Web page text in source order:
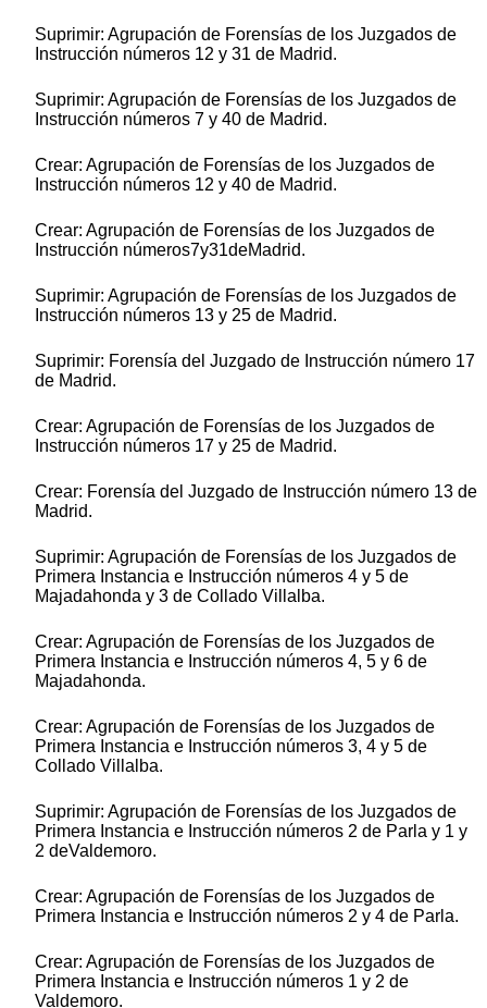
Suprimir: Agrupación de Forensías de los Juzgados de
Instrucción números 12 y 31 de Madrid.
Suprimir: Agrupación de Forensías de los Juzgados de
Instrucción números 7 y 40 de Madrid.
Crear: Agrupación de Forensías de los Juzgados de
Instrucción números 12 y 40 de Madrid.
Crear: Agrupación de Forensías de los Juzgados de
Instrucción números7y31deMadrid.
Suprimir: Agrupación de Forensías de los Juzgados de
Instrucción números 13 y 25 de Madrid.
Suprimir: Forensía del Juzgado de Instrucción número 17
de Madrid.
Crear: Agrupación de Forensías de los Juzgados de
Instrucción números 17 y 25 de Madrid.
Crear: Forensía del Juzgado de Instrucción número 13 de
Madrid.
Suprimir: Agrupación de Forensías de los Juzgados de
Primera Instancia e Instrucción números 4 y 5 de
Majadahonda y 3 de Collado Villalba.
Crear: Agrupación de Forensías de los Juzgados de
Primera Instancia e Instrucción números 4, 5 y 6 de
Majadahonda.
Crear: Agrupación de Forensías de los Juzgados de
Primera Instancia e Instrucción números 3, 4 y 5 de
Collado Villalba.
Suprimir: Agrupación de Forensías de los Juzgados de
Primera Instancia e Instrucción números 2 de Parla y 1 y
2 deValdemoro.
Crear: Agrupación de Forensías de los Juzgados de
Primera Instancia e Instrucción números 2 y 4 de Parla.
Crear: Agrupación de Forensías de los Juzgados de
Primera Instancia e Instrucción números 1 y 2 de
Valdemoro.